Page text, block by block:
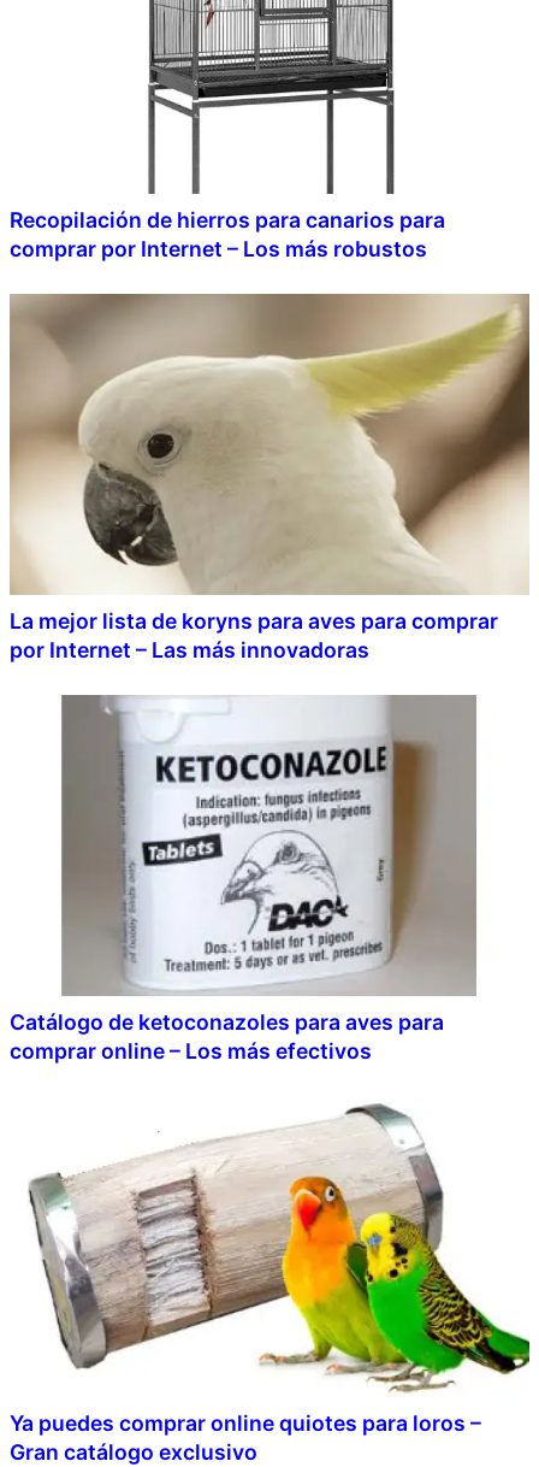
Recopilación de hierros para canarios para
comprar por Internet – Los más robustos
La mejor lista de koryns para aves para comprar
por Internet – Las más innovadoras
Catálogo de ketoconazoles para aves para
comprar online – Los más efectivos
Ya puedes comprar online quiotes para loros –
Gran catálogo exclusivo